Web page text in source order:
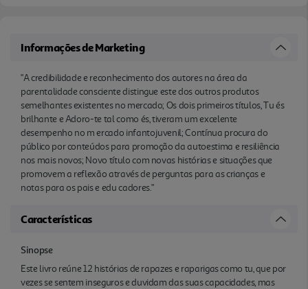
Informações de Marketing
"A credibilidade e reconhecimento dos autores na área da
parentalidade consciente distingue este dos outros produtos
semelhantes existentes no mercado; Os dois primeiros títulos, Tu és
brilhante e Adoro-te tal como és, tiveram um excelente
desempenho no m ercado infantojuvenil; Contínua procura do
público por conteúdos para promoção da autoestima e resiliência
nos mais novos; Novo título com novas histórias e situações que
promovem a reflexão através de perguntas para as crianças e
notas para os pais e edu cadores."
Características
Sinopse
Este livro reúne 12 histórias de rapazes e raparigas como tu, que por
vezes se sentem inseguros e duvidam das suas capacidades, mas